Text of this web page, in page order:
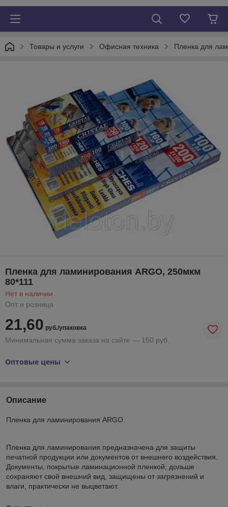
Товары и услуги Офисная техника Пленка для
Пленка для ламинирования ARGO, 250мкм
80*111
Нет в наличии
Опт и розница
21,60 руб./упаковка
Минимальная сумма заказа на сайте — 150 руб.
Оптовые цены
Описание
Пленка для ламинирования ARGO
Пленка для ламинирования предназначена для защиты
печатной продукции или документов от внешнего воздействия.
Документы, покрытые ламинационной пленкой, дольше
сохраняют свой внешний вид, защищены от загрязнений и
влаги, практически не выцветают.